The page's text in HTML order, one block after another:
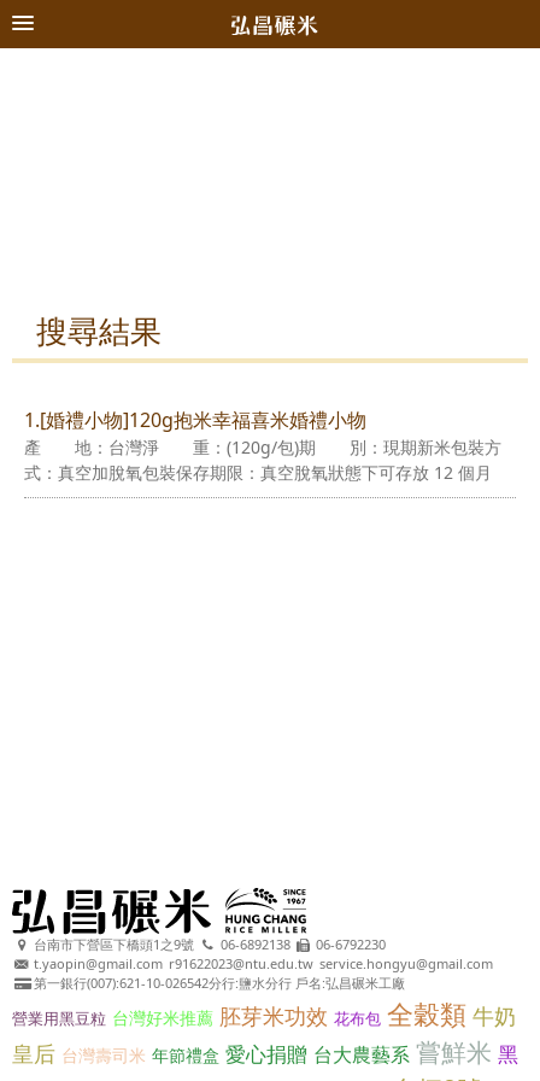
搜尋結果
1.[婚禮小物]120g抱米幸福喜米婚禮小物
產 地：台灣淨 重：(120g/包)期 別：現期新米包裝方
式：真空加脫氧包裝保存期限：真空脫氧狀態下可存放 12 個月
台南市下營區下橋頭1之9號 06-6892138
06-6792230
t.yaopin@gmail.com r91622023@ntu.edu.tw service.hongyu@gmail.com
第一銀行(007):621-10-026542分行:鹽水分行 戶名:弘昌碾米工廠
營業用黑豆粒 台灣好米推薦 胚芽米功效 花布包 全穀類 牛奶
皇后 台灣壽司米 年節禮盒 愛心捐贈 台大農藝系 嘗鮮米 黑